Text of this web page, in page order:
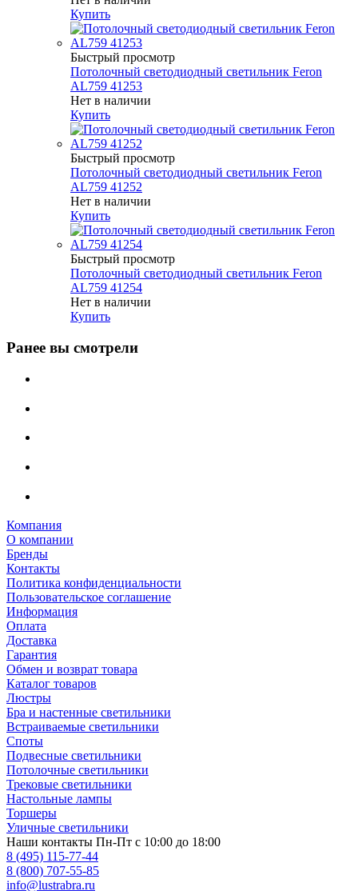
Купить
Быстрый просмотр
Потолочный светодиодный светильник Feron
AL759 41253
Нет в наличии
Купить
Быстрый просмотр
Потолочный светодиодный светильник Feron
AL759 41252
Нет в наличии
Купить
Быстрый просмотр
Потолочный светодиодный светильник Feron
AL759 41254
Нет в наличии
Купить
Ранее вы смотрели
Компания
О компании
Бренды
Контакты
Политика конфиденциальности
Пользовательское соглашение
Информация
Оплата
Доставка
Гарантия
Обмен и возврат товара
Каталог товаров
Люстры
Бра и настенные светильники
Встраиваемые светильники
Споты
Подвесные светильники
Потолочные светильники
Трековые светильники
Настольные лампы
Торшеры
Уличные светильники
Наши контакты Пн-Пт с 10:00 до 18:00
8 (495) 115-77-44
8 (800) 707-55-85
info@lustrabra.ru